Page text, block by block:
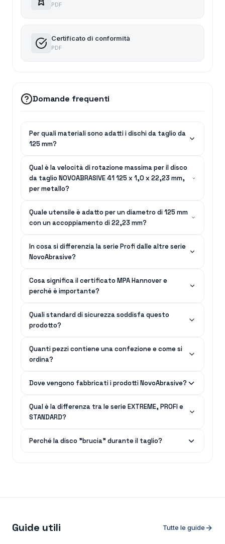
PDF
Certificato di conformità
PDF
Domande frequenti
Per quali materiali sono adatti i dischi da taglio da
125 mm?
Qual è la velocità di rotazione massima per il disco
da taglio NOVOABRASIVE 41 125 x 1,0 x 22,23 mm,
per metallo?
Quale utensile è adatto per un diametro di 125 mm
con un accoppiamento di 22,23 mm?
In cosa si differenzia la serie Profi dalle altre serie
NovoAbrasive?
Cosa significa il certificato MPA Hannover e
perché è importante?
Quali standard di sicurezza soddisfa questo
prodotto?
Quanti pezzi contiene una confezione e come si
ordina?
Dove vengono fabbricati i prodotti NovoAbrasive?
Qual è la differenza tra le serie EXTREME, PROFI e
STANDARD?
Perché la disco "brucia" durante il taglio?
Guide utili Tutte le guide